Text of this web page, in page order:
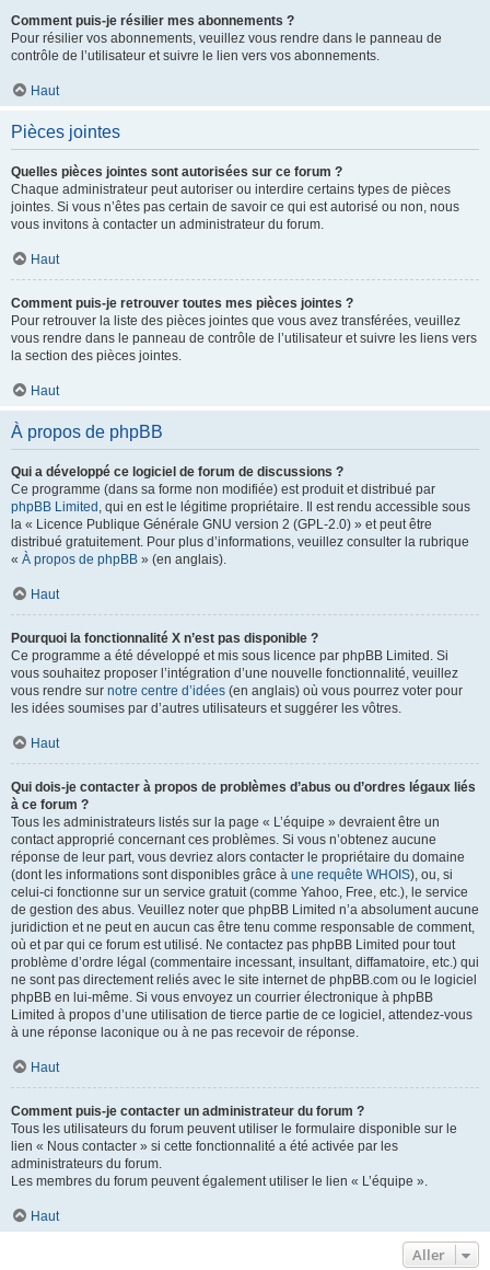
Comment puis-je résilier mes abonnements ?
Pour résilier vos abonnements, veuillez vous rendre dans le panneau de
contrôle de l’utilisateur et suivre le lien vers vos abonnements.
Haut
Pièces jointes
Quelles pièces jointes sont autorisées sur ce forum ?
Chaque administrateur peut autoriser ou interdire certains types de pièces
jointes. Si vous n’êtes pas certain de savoir ce qui est autorisé ou non, nous
vous invitons à contacter un administrateur du forum.
Haut
Comment puis-je retrouver toutes mes pièces jointes ?
Pour retrouver la liste des pièces jointes que vous avez transférées, veuillez
vous rendre dans le panneau de contrôle de l’utilisateur et suivre les liens vers
la section des pièces jointes.
Haut
À propos de phpBB
Qui a développé ce logiciel de forum de discussions ?
Ce programme (dans sa forme non modifiée) est produit et distribué par
phpBB Limited , qui en est le légitime propriétaire. Il est rendu accessible sous
la « Licence Publique Générale GNU version 2 (GPL-2.0) » et peut être
distribué gratuitement. Pour plus d’informations, veuillez consulter la rubrique
« À propos de phpBB » (en anglais).
Haut
Pourquoi la fonctionnalité X n’est pas disponible ?
Ce programme a été développé et mis sous licence par phpBB Limited. Si
vous souhaitez proposer l’intégration d’une nouvelle fonctionnalité, veuillez
vous rendre sur notre centre d’idées (en anglais) où vous pourrez voter pour
les idées soumises par d’autres utilisateurs et suggérer les vôtres.
Haut
Qui dois-je contacter à propos de problèmes d’abus ou d’ordres légaux liés
à ce forum ?
Tous les administrateurs listés sur la page « L’équipe » devraient être un
contact approprié concernant ces problèmes. Si vous n’obtenez aucune
réponse de leur part, vous devriez alors contacter le propriétaire du domaine
(dont les informations sont disponibles grâce à une requête WHOIS), ou, si
celui-ci fonctionne sur un service gratuit (comme Yahoo, Free, etc.), le service
de gestion des abus. Veuillez noter que phpBB Limited n’a absolument aucune
juridiction et ne peut en aucun cas être tenu comme responsable de comment,
où et par qui ce forum est utilisé. Ne contactez pas phpBB Limited pour tout
problème d’ordre légal (commentaire incessant, insultant, diffamatoire, etc.) qui
ne sont pas directement reliés avec le site internet de phpBB.com ou le logiciel
phpBB en lui-même. Si vous envoyez un courrier électronique à phpBB
Limited à propos d’une utilisation de tierce partie de ce logiciel, attendez-vous
à une réponse laconique ou à ne pas recevoir de réponse.
Haut
Comment puis-je contacter un administrateur du forum ?
Tous les utilisateurs du forum peuvent utiliser le formulaire disponible sur le
lien « Nous contacter » si cette fonctionnalité a été activée par les
administrateurs du forum.
Les membres du forum peuvent également utiliser le lien « L’équipe ».
Haut
Aller